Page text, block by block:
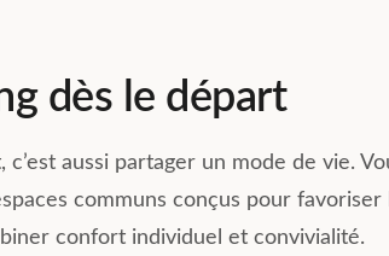
dès le départ
aussi partager un mode de vie.
communs conçus pour favoriser
confort individuel et convivialité.
et
sans
rencontres entre
voitures en auto
pour la famille ou
chambre d’amis
simple
formidable. Nous